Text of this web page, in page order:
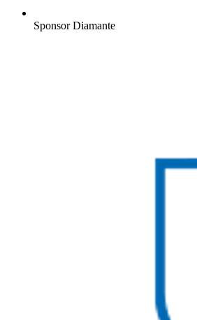
Sponsor Diamante